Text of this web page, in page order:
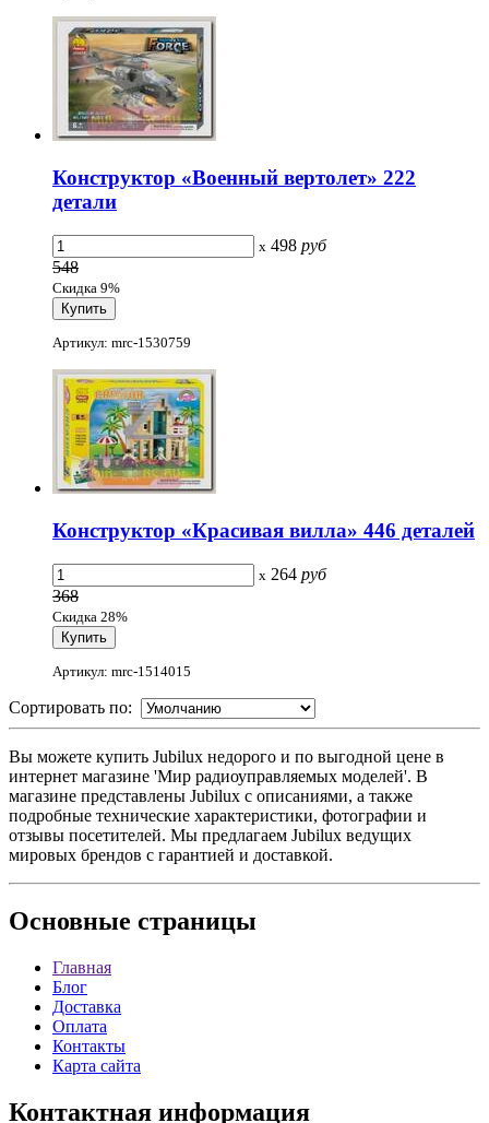
Конструктор «Военный вертолет» 222
детали
x 498 руб
548
Скидка 9%
Артикул: mrc-1530759
Конструктор «Красивая вилла» 446 деталей
x 264 руб
368
Скидка 28%
Артикул: mrc-1514015
Сортировать по:
Вы можете купить Jubilux недорого и по выгодной цене в
интернет магазине 'Мир радиоуправляемых моделей'. В
магазине представлены Jubilux с описаниями, а также
подробные технические характеристики, фотографии и
отзывы посетителей. Мы предлагаем Jubilux ведущих
мировых брендов с гарантией и доставкой.
Основные страницы
Главная
Блог
Доставка
Оплата
Контакты
Карта сайта
Контактная информация